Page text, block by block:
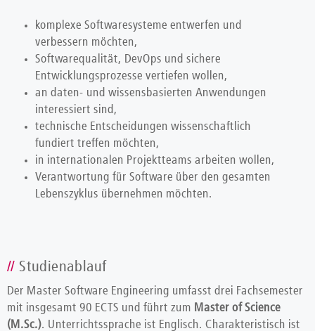
komplexe Softwaresysteme entwerfen und
verbessern möchten,
Softwarequalität, DevOps und sichere
Entwicklungsprozesse vertiefen wollen,
an daten- und wissensbasierten Anwendungen
interessiert sind,
technische Entscheidungen wissenschaftlich
fundiert treffen möchten,
in internationalen Projektteams arbeiten wollen,
Verantwortung für Software über den gesamten
Lebenszyklus übernehmen möchten.
Studienablauf
Der Master Software Engineering umfasst drei Fachsemester
mit insgesamt 90 ECTS und führt zum Master of Science
(M.Sc.). Unterrichtssprache ist Englisch. Charakteristisch ist